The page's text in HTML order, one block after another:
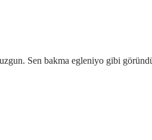
Sen bakma egleniyo gibi